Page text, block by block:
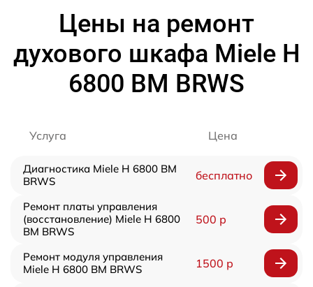
Цены на ремонт
духового шкафа Miele H
6800 BM BRWS
Услуга Цена
Диагностика Miele H 6800 BM
BRWS
бесплатно
Ремонт платы управления
(восстановление) Miele H 6800
BM BRWS
500 р
Ремонт модуля управления
Miele H 6800 BM BRWS
1500 р